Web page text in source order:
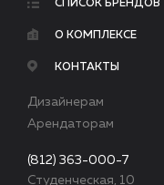
СПИСОК БРЕНДОВ
О КОМПЛЕКСЕ
КОНТАКТЫ
Дизайнерам
Арендаторам
(812) 363-000-7
Студенческая, 10